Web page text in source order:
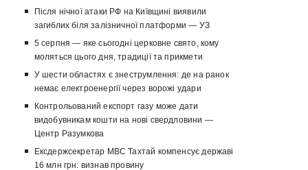
Після нічної атаки РФ на Київщині виявили
загиблих біля залізничної платформи — УЗ
5 серпня — яке сьогодні церковне свято, кому
моляться цього дня, традиції та прикмети
У шести областях є знеструмлення: де на ранок
немає електроенергії через ворожі удари
Контрольований експорт газу може дати
видобувникам кошти на нові свердловини —
Центр Разумкова
Ексдержсекретар МВС Тахтай компенсує державі
16 млн грн: визнав провину